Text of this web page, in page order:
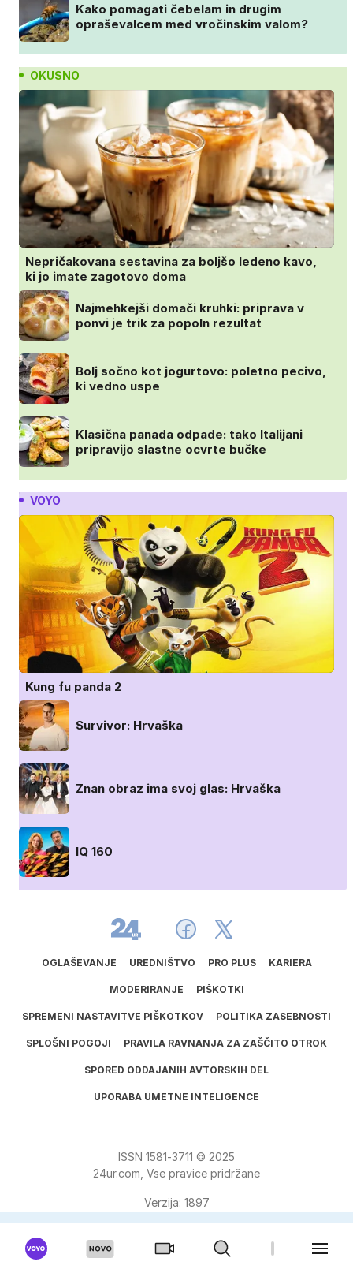
Kako pomagati čebelam in drugim
opraševalcem med vročinskim valom?
OKUSNO
Nepričakovana sestavina za boljšo ledeno kavo,
ki jo imate zagotovo doma
Najmehkejši domači kruhki: priprava v
ponvi je trik za popoln rezultat
Bolj sočno kot jogurtovo: poletno pecivo,
ki vedno uspe
Klasična panada odpade: tako Italijani
pripravijo slastne ocvrte bučke
VOYO
Kung fu panda 2
Survivor: Hrvaška
Znan obraz ima svoj glas: Hrvaška
IQ 160
OGLAŠEVANJE UREDNIŠTVO PRO PLUS KARIERA
MODERIRANJE PIŠKOTKI
SPREMENI NASTAVITVE PIŠKOTKOV POLITIKA ZASEBNOSTI
SPLOŠNI POGOJI PRAVILA RAVNANJA ZA ZAŠČITO OTROK
SPORED ODDAJANIH AVTORSKIH DEL
UPORABA UMETNE INTELIGENCE
ISSN 1581‑3711 © 2025
24ur.com, Vse pravice pridržane
Verzija: 1897